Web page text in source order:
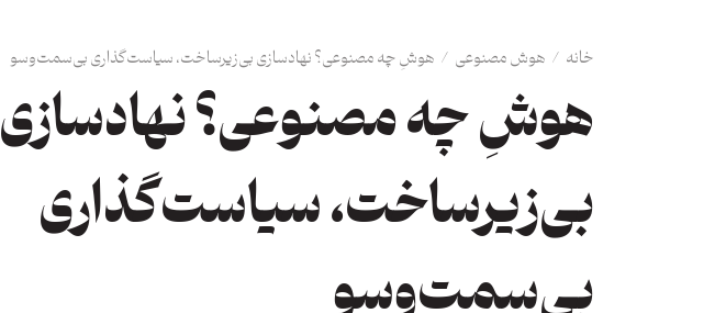
خانه / هوش مصنوعی / هوشِ چه مصنوعی؟ نهادسازی بی‌زیرساخت، سیاست‌گذاری بی‌سمت‌وسو
هوشِ چه مصنوعی؟ نهادسازی
بی‌زیرساخت، سیاست‌گذاری
بی‌سمت‌وسو